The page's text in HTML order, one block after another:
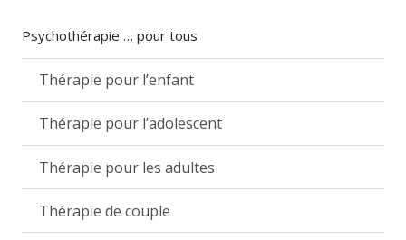
Psychothérapie … pour tous
Thérapie pour l’enfant
Thérapie pour l’adolescent
Thérapie pour les adultes
Thérapie de couple